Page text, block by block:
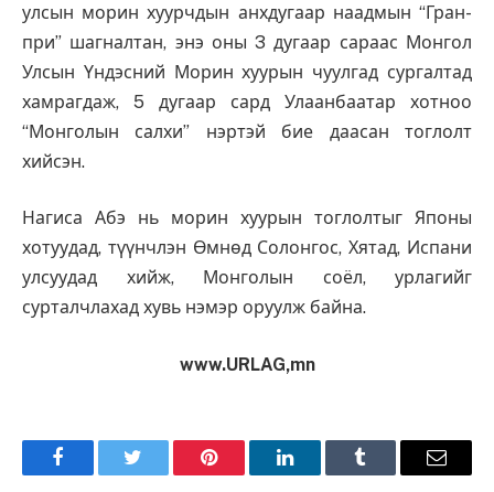
улсын морин хуурчдын анхдугаар наадмын “Гран-
при” шагналтан, энэ оны 3 дугаар сараас Монгол
Улсын Үндэсний Морин хуурын чуулгад сургалтад
хамрагдаж, 5 дугаар сард Улаанбаатар хотноо
“Монголын салхи” нэртэй бие даасан тоглолт
хийсэн.
Нагиса Абэ нь морин хуурын тоглолтыг Японы
хотуудад, түүнчлэн Өмнөд Солонгос, Хятад, Испани
улсуудад хийж, Монголын соёл, урлагийг
сурталчлахад хувь нэмэр оруулж байна.
www.URLAG,mn
FacebookTwitter Pinterest LinkedInTumblr Имэйл